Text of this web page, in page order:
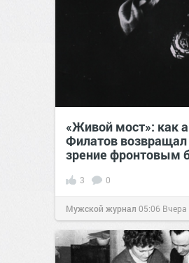
«Живой мост»: как
Филатов возвращал
зрение фронтовым
3 0
Мужской журнал 05:06 Вчера